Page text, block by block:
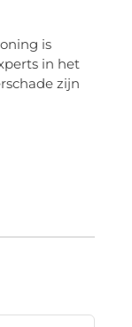
is
in het
zijn